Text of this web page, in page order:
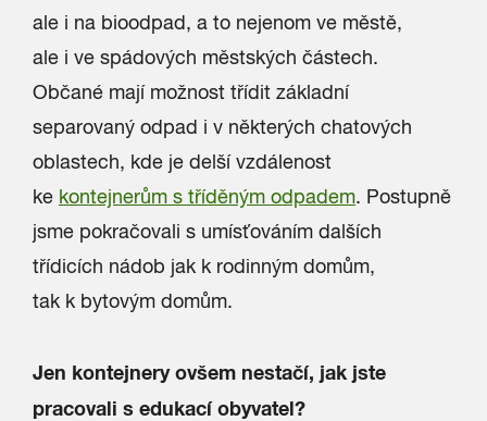
ale i na bioodpad, a to nejenom ve městě,
ale i ve spádových městských částech.
Občané mají možnost třídit základní
separovaný odpad i v některých chatových
oblastech, kde je delší vzdálenost
ke kontejnerům s tříděným odpadem. Postupně
jsme pokračovali s umísťováním dalších
třídicích nádob jak k rodinným domům,
tak k bytovým domům.
Jen kontejnery ovšem nestačí, jak jste
pracovali s edukací obyvatel?